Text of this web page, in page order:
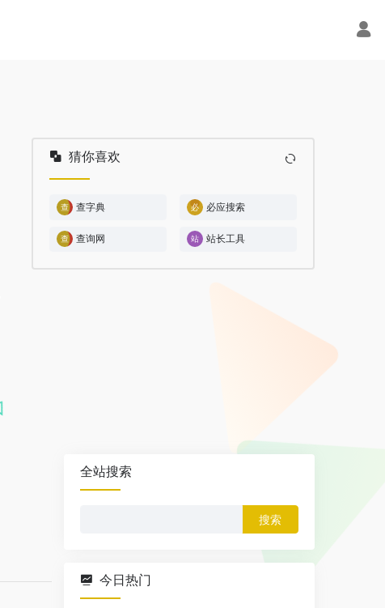
猜你喜欢
查字典 必应搜索
查询网 站长工具
全站搜索
今日热门